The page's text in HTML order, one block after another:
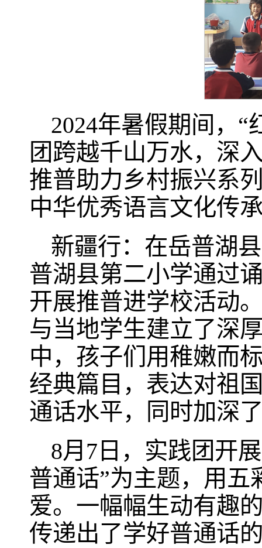
2024年暑假期间，
团跨越千山万水，深
推普助力乡村振兴系
中华优秀语言文化传
新疆行：在岳普湖
普湖县第二小学通过
开展推普进学校活动
与当地学生建立了深
中，孩子们用稚嫩而
经典篇目，表达对祖
通话水平，同时加深
8月7日，实践团开
普通话”为主题，用
爱。一幅幅生动有趣
传递出了学好普通话